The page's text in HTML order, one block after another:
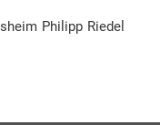
Philipp Riedel